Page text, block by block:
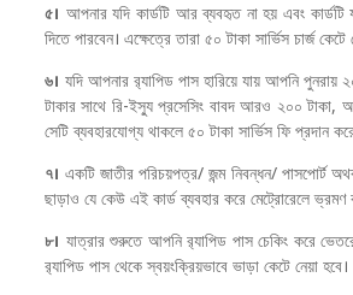
৫। আপনার যদি কার্ডটি আর ব্যবহৃত না হয় এবং
দিতে পারবেন। এক্ষেত্রে তারা ৫০ টাকা সার্ভিস চার্জ
৬। যদি আপনার র‍্যাপিড পাস হারিয়ে যায় আপনি পুনরায়
টাকার সাথে রি-ইস্যু প্রসেসিং বাবদ আরও ২০০ টাকা,
সেটি ব্যবহারযোগ্য থাকলে ৫০ টাকা সার্ভিস ফি প্রদান
৭।একটি জাতীর পরিচয়পত্র/ জন্ম নিবন্ধন/ পাসপোর্ট
ছাড়াও যে কেউ এই কার্ড ব্যবহার করে মেট্রোরেলে ভ্রমণ
৮। যাত্রার শুরুতে আপনি র‍্যাপিড পাস চেকিং করে
র‍্যাপিড পাস থেকে স্বয়ংক্রিয়ভাবে ভাড়া কেটে নেয়া